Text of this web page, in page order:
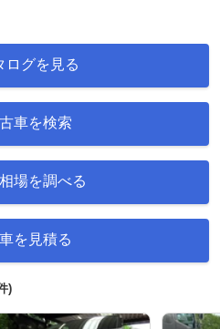
ログを見る
車を検索
場を調べる
を見積る
)